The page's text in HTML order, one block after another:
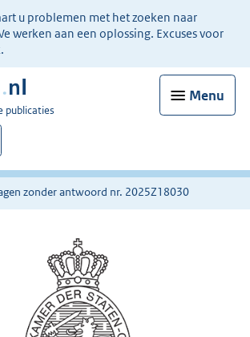
u problemen met het zoeken naar
werken aan een oplossing. Excuses voor
Menu
publicaties
zonder antwoord nr. 2025Z18030